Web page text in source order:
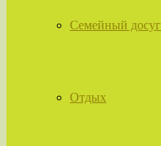
Семейный досуг
Отдых